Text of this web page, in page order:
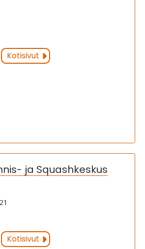
Kotisivut
ja Squashkeskus
Kotisivut